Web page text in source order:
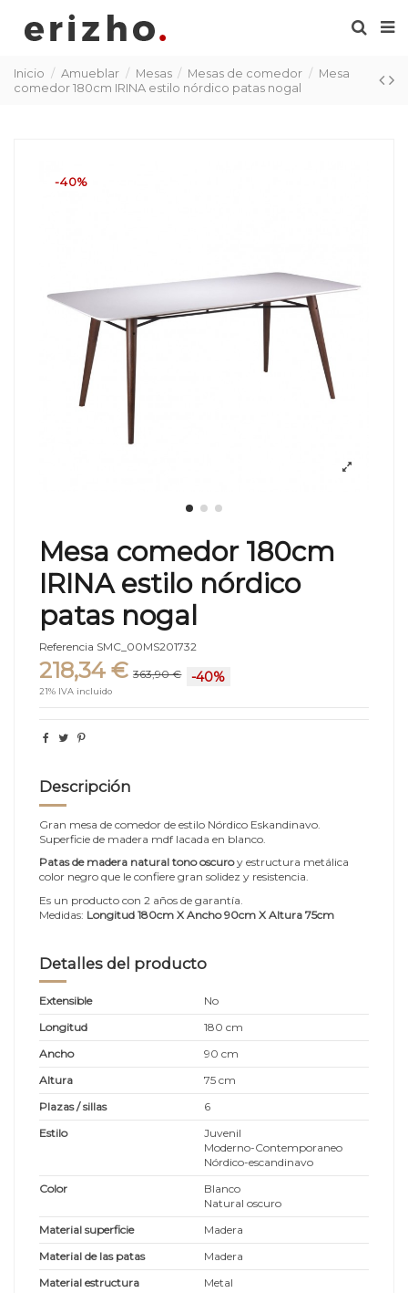
Inicio Amueblar Mesas Mesas de comedor
Mesa
comedor 180cm IRINA estilo nórdico patas nogal
-40%
Mesa comedor 180cm
IRINA estilo nórdico
patas nogal
Referencia SMC_00MS201732
218,34 € 363,90 € -40%
21% IVA incluido
Descripción
Gran mesa de comedor de estilo Nórdico Eskandinavo.
Superficie de madera mdf lacada en blanco.
Patas de madera natural tono oscuroy estructura metálica
color negro que le confiere gran solidez y resistencia.
Es un producto con 2 años de garantía.
Medidas: Longitud 180cm X Ancho 90cm X Altura 75cm
Detalles del producto
Extensible
No
Longitud
180 cm
Ancho
90 cm
Altura
75 cm
Plazas / sillas
6
Estilo
Juvenil
Moderno-Contemporaneo
Nórdico-escandinavo
Color
Blanco
Natural oscuro
Material superficie
Madera
Material de las patas
Madera
Material estructura
Metal